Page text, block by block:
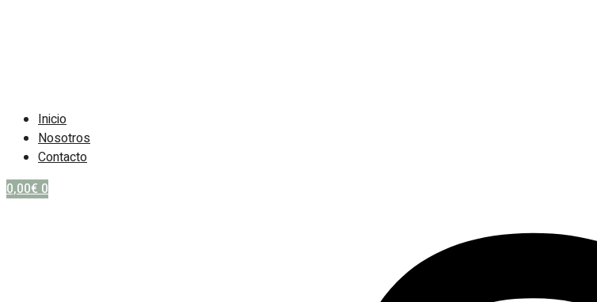
Inicio
Nosotros
Contacto
0,00€0